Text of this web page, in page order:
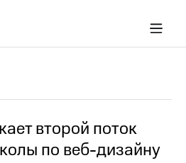
второй поток
по веб-дизайну